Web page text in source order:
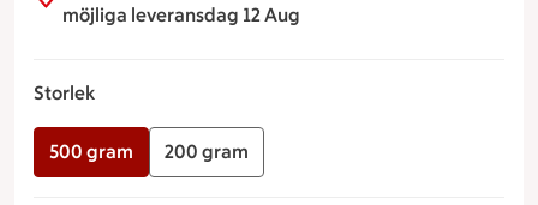
möjliga leveransdag 12 Aug
Storlek
500 gram 200 gram